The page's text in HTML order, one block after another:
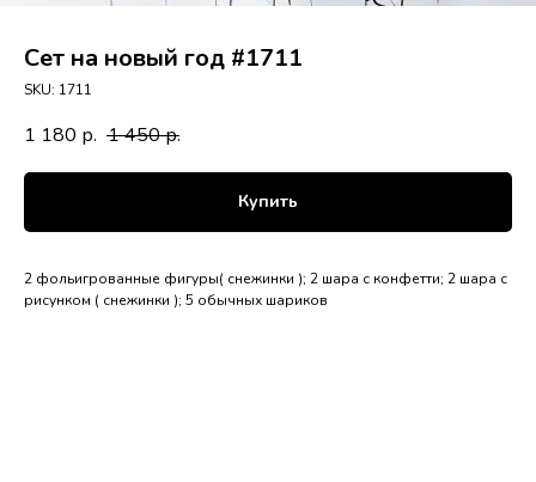
Сет на новый год #1711
SKU: 1711
1 180 р. 1 450р.
Купить
2 фольигрованные фигуры( снежинки ); 2 шара с конфетти; 2 шара с
рисунком ( снежинки ); 5 обычных шариков